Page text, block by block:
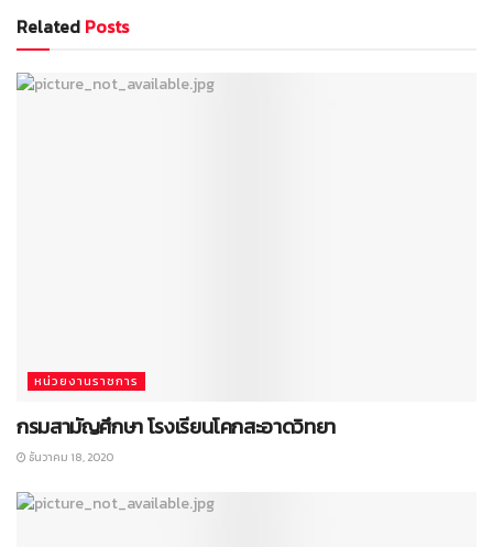
Related Posts
หน่วยงานราชการ
กรมสามัญศึกษา โรงเรียนโคกสะอาดวิทยา
ธันวาคม 18, 2020